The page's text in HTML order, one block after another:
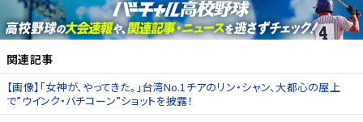
関連記事
【画像】「女神が、やってきた。」台湾No.1チアのリン・シャン、大都心の屋上
で”ウインク・バチコーン”ショットを披露！